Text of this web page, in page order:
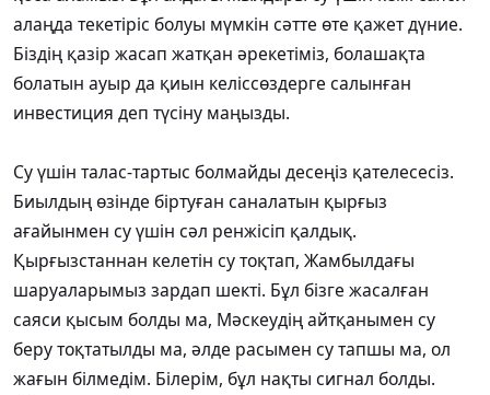
алаңда текетіріс болуы мүмкін сәтте өте қажет дүние.
Біздің қазір жасап жатқан әрекетіміз, болашақта
болатын ауыр да қиын келіссөздерге салынған
инвестиция деп түсіну маңызды.
Су үшін талас-тартыс болмайды десеңіз қателесесіз.
Биылдың өзінде біртуған саналатын қырғыз
ағайынмен су үшін сәл ренжісіп қалдық.
Қырғызстаннан келетін су тоқтап, Жамбылдағы
шаруаларымыз зардап шекті. Бұл бізге жасалған
саяси қысым болды ма, Мәскеудің айтқанымен су
беру тоқтатылды ма, әлде расымен су тапшы ма, ол
жағын білмедім. Білерім, бұл нақты сигнал болды.